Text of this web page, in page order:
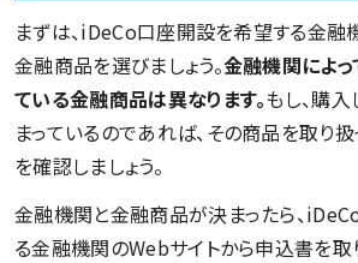
まずは、iDeCo口座開設を希望する金融
金融商品を選びましょう。金融機関によ
ている金融商品は異なります。もし、購
まっているのであれば、その商品を取り
を確認しましょう。
金融機関と金融商品が決まったら、
る金融機関のWebサイトから申込書を取